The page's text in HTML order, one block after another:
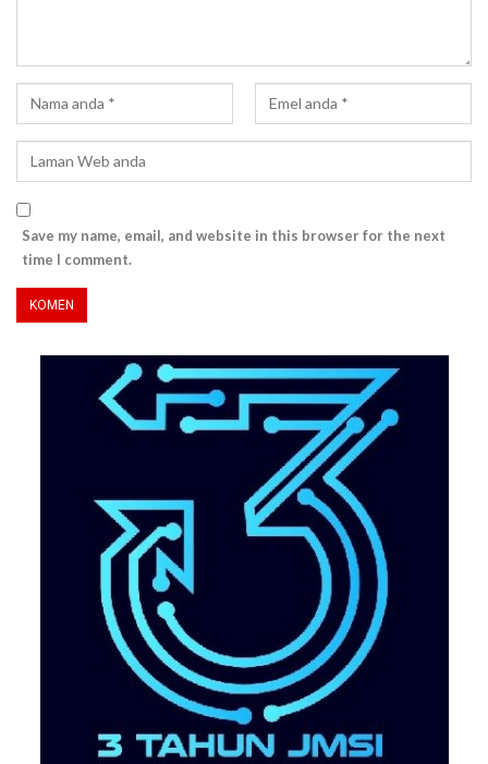
Save my name, email, and website in this browser for the next
time I comment.